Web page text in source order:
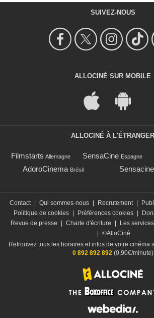
SUIVEZ-NOUS
ALLOCINÉ SUR MOBILE
ALLOCINÉ À L'ÉTRANGER
Filmstarts Allemagne SensaCine Espagne
AdoroCinema Brésil
Contact Qui sommes-nous Recrutement
Politique de cookies
Préférences cookies
Revue de presse
Charte d'écriture Les
©AlloCiné
Retrouvez tous les horaires et infos de votre cinéma
0 892 892 892(0,90€/minute)